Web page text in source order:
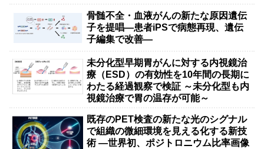
骨髄不全・血液がんの新たな原因遺伝
子を提唱―患者iPSで病態再現、遺伝
子編集で改善―
未分化型早期胃がんに対する内視鏡治
療（ESD）の有効性を10年間の長期に
わたる経過観察で検証 ～未分化型も内
視鏡治療で胃の温存が可能～
既存のPET検査の新たな光のシグナル
で組織の微細環境を見える化する新技
術 ―世界初、ポジトロニウム比率画像